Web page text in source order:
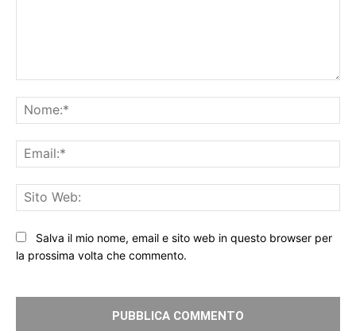
Salva il mio nome, email e sito web in questo browser per
la prossima volta che commento.